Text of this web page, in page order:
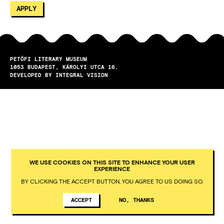
PETŐFI LITERARY MUSEUM
1053
BUDAPEST
KÁROLYI UTCA 16.
DEVELOPED BY INTEGRAL VISION
WE USE COOKIES ON THIS SITE TO ENHANCE YOUR USER
EXPERIENCE
BY CLICKING THE ACCEPT BUTTON, YOU AGREE TO US DOING SO.
ACCEPT NO, THANKS